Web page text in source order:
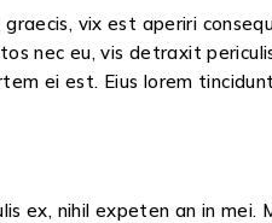
vix est aperiri
nec eu, vis detraxit
ei est. Eius lorem
ex, nihil expeten an in